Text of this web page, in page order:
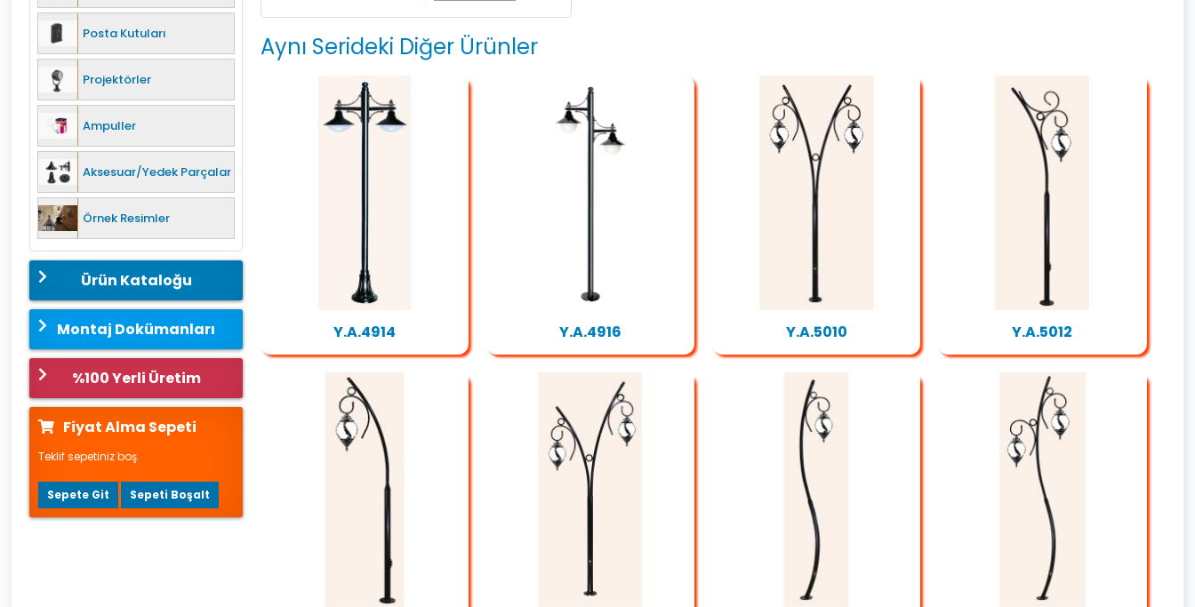
Posta Kutuları
Projektörler
Ampuller
Aksesuar/Yedek Parçalar
Örnek Resimler
Ürün Kataloğu
Montaj Dokümanları
%100 Yerli Üretim
Fiyat Alma Sepeti
Teklif sepetiniz boş.
Sepete Git Sepeti Boşalt
Aynı Serideki Diğer Ürünler
Y.A.4914 Y.A.4916 Y.A.5010 Y.A.5012